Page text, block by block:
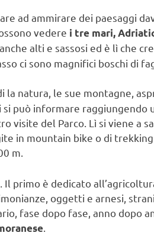
ad ammirare dei paesaggi
vedere i tre mari,
alti e sassosi ed è lì che
ci sono magnifici boschi di
la natura, le sue montagne,
può informare raggiungendo
visite del Parco. Lì si viene a
in mountain bike o di
m.
primo è dedicato
oggetti e arnesi,
fase dopo fase, anno dopo